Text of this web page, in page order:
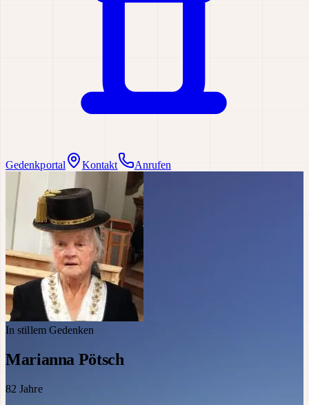
Gedenkportal Kontakt Anrufen
In stillem Gedenken
Marianna Pötsch
82 Jahre